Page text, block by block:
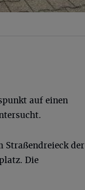
auf einen
Straßendreieck der
Die